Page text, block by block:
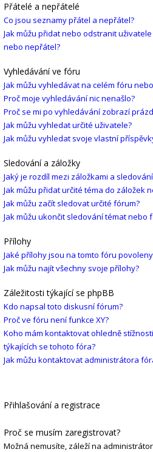
Přátelé a nepřátelé
Co jsou seznamy přátel a nepřátel?
Jak můžu přidat nebo odstranit
nebo nepřátel?
Vyhledávání ve fóru
Jak můžu vyhledávat na celém fóru
Proč moje vyhledávání nic nenašlo?
Proč se mi po vyhledávání zobrazí
Jak můžu vyhledat určité uživatele?
Jak můžu vyhledat svoje vlastní
Sledování a záložky
Jaký je rozdíl mezi záložkami a
Jak můžu přidat určité téma do záložek
Jak můžu začít sledovat určité fórum?
Jak můžu ukončit sledování témat nebo
Přílohy
Jaké přílohy jsou na tomto fóru
Jak můžu najít všechny svoje přílohy?
Záležitosti týkající se phpBB
Kdo napsal toto diskusní fórum?
Proč ve fóru není funkce XY?
Koho mám kontaktovat ohledně
týkajících se tohoto fóra?
Jak můžu kontaktovat administrátora
Přihlašování a registrace
Proč se musím zaregistrovat?
Možná nemusíte, záleží na